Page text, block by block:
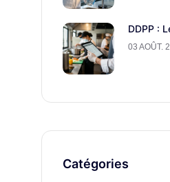
DDPP :
03 AOÛT.
Catégories